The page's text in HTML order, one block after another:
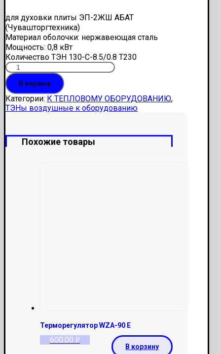
для духовки плиты ЭП-2ЖШ АБАТ
(Чувашторгтехника)
Материал оболочки: нержавеющая сталь
Мощность: 0,8 кВт
Количество ТЭН 130-С-8.5/0.8 Т230
В корзину
Категории: К ТЕПЛОВОМУ ОБОРУДОВАНИЮ,
ТЭНы воздушные к оборудованию
Похожие товары
Терморегулятор WZA-90 E
600.00 Р
В корзину